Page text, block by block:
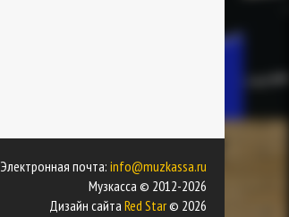
Электронная почта: info@muzkassa.ru
Музкасса © 2012-2026
Дизайн сайта Red Star© 2026